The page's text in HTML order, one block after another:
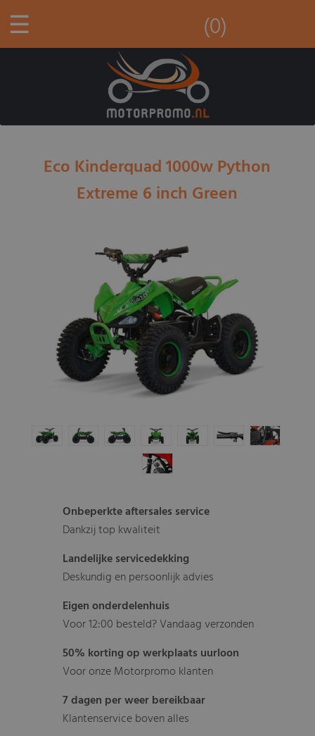
☰ (0)
Eco Kinderquad 1000w Python
Extreme 6 inch Green
Onbeperkte aftersales service
Dankzij top kwaliteit
Landelijke servicedekking
Deskundig en persoonlijk advies
Eigen onderdelenhuis
Voor 12:00 besteld? Vandaag verzonden
50% korting op werkplaats uurloon
Voor onze Motorpromo klanten
7 dagen per weer bereikbaar
Klantenservice boven alles